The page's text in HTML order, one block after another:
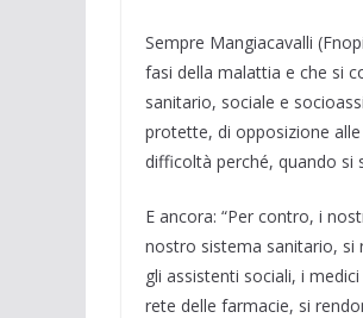
Sempre Mangiacavalli
fasi della malattia e che si
sanitario, sociale e
protette, di opposizione alle
difficoltà perché, quando si
E ancora: “Per contro, i
nostro sistema sanitario, si
gli assistenti sociali, i
rete delle farmacie, si